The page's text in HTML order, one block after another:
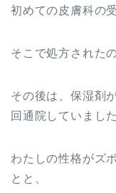
初めての皮膚科の
そこで処方された
その後は、保湿剤
回通院していました
わたしの性格がズ
とと、